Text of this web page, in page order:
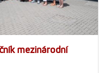
mezinárodní